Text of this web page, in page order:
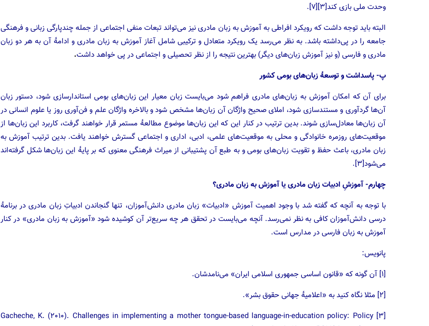
وحدت ملی بازی کند[۳][۷].
البته باید توجه داشت که رویکرد افراطی به آموزش به زبان مادری نیز می‌تواند تبعات منفی اجتماعی از جمله چندپارگی زبانی و فرهنگی
جامعه را در پی‌داشته باشد. به نظر می‌رسد یک رویکرد متعادل و ترکیبی شامل آغاز آموزش به زبان مادری و ادامهٔ آن به هر دو زبان
مادری و فارسی (و نیز آموزش زبان‌های دیگر) بهترین نتیجه را از نظر تحصیلی و اجتماعی در پی خواهد داشت.
پ- پاسداشت و توسعهٔ زبان‌های بومی کشور
برای آن که امکان آموزش به زبان‌های مادری فراهم شود می‌بایست زبان معیار این زبان‌های بومی استاندارسازی شود، دستور زبان
آن‌ها گردآوری و مستندسازی شود، املای صحیح واژگان آن زبان‌ها مشخص شود و بالاخره واژگان علم و فن‌آوری روز یا علوم انسانی در
آن زبان‌ها معادل‌سازی شوند. بدین ترتیب در کنار این که این زبان‌ها موضوع مطالعهٔ مستمر قرار خواهند گرفت، کاربرد این زبان‌ها از
موقعیت‌های روزمره خانوادگی و محلی به موقعیت‌های علمی، ادبی، اداری و اجتماعی گسترش خواهند یافت. بدین ترتیب آموزش به
زبان مادری، باعث حفظ و تقویت زبان‌های بومی و به طبع آن پشتیبانی از میراث فرهنگی معنوی که بر پایهٔ این زبان‌ها شکل گرفته‌اند
می‌شود[۳].
چهارم- آموزشِ ادبیات زبان مادری یا آموزش به زبان مادری؟
با توجه به آنچه که گفته شد با وجود اهمیت آموزش «ادبیات» زبان مادری دانش‌آموزان، تنها گنجاندن ادبیاتِ زبان مادری در برنامهٔ
درسی دانش‌آموزان کافی به نظر نمی‌رسد. آنچه می‌بایست در تحقق هر چه سریع‌تر آن کوشیده شود «آموزش به زبان مادری» در کنار
آموزش به زبان فارسی در مدارس است.
پانویس:
[۱] آن گونه که «قانون اساسی جمهوری اسلامی ایران» می‌نامدشان.
[۲] مثلا نگاه کنید به «اعلامیهٔ جهانی حقوق بشر».
[۳] Gacheche, K. (2010). Challenges in implementing a mother tongue-based language-in-education policy: Policy